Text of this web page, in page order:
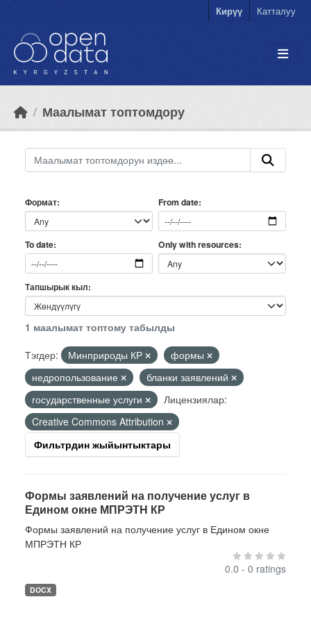
Кирүү Катталуу
Маалымат топтомдору
Формат From date
To date Only with resources
Тапшырык кыл
1 маалымат топтому табылды
Тэгдер:
Минприроды КР
формы
недропользование
бланки заявлений
государственные услуги
Лицензиялар:
Creative Commons Attribution
Фильтрдин жыйынтыктары
Формы заявлений на получение услуг в
Едином окне МПРЭТН КР
Формы заявлений на получение услуг в Едином окне
МПРЭТН КР
0.0 - 0 ratings
DOCX